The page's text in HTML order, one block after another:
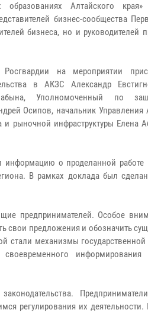
образованиях Алтайского
бизнес-сообщества
бизнеса, но и руководителей
на мероприятии
в АКЗС Александр
Уполномоченный по
Осипов, начальник Управления
рыночной инфраструктуры Елена
о проделанной работе
В рамках доклада был
предпринимателей. Особое
свои предложения и обозначить
стали механизмы
информирования
регулирования их